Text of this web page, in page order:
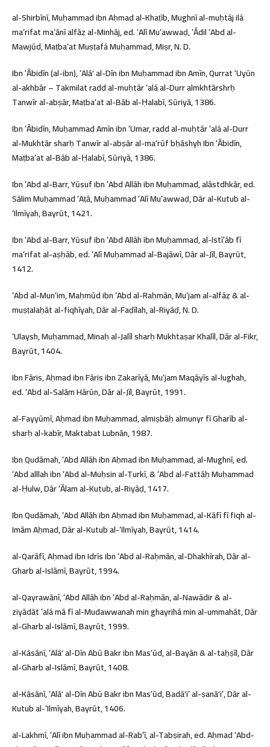
al-Shirbīnī, Muḥammad ibn Aḥmad al-Khaṭīb, Mughnī al-muḥtāj ilá
maʻrifat maʻānī alfāẓ al-Minhāj, ed. ʻAlī Muʻawwaḍ, ʻĀdil ʻAbd al-
Mawjūd, Maṭbaʻat Muṣṭafá Muḥammad, Miṣr, N. D.
Ibn ʻĀbidīn (al-ibn), ʻAlāʼ al-Dīn ibn Muḥammad ibn Amīn, Qurrat ʻUyūn
al-akhbār – Takmilat radd al-muḥtār ʻalá al-Durr almkhtārshrḥ
Tanwīr al-abṣār, Maṭbaʻat al-Bāb al-Ḥalabī, Sūriyā, 1386.
Ibn ʻĀbidīn, Muḥammad Amīn ibn ʻUmar, radd al-muḥtār ʻalá al-Durr
al-Mukhtār sharḥ Tanwīr al-abṣār al-maʻrūf bḥāshyh Ibn ʻĀbidīn,
Maṭbaʻat al-Bāb al-Ḥalabī, Sūriyā, 1386.
Ibn ʻAbd al-Barr, Yūsuf ibn ʻAbd Allāh ibn Muḥammad, alāstdhkār, ed.
Sālim Muḥammad ʻAṭā, Muḥammad ʻAlī Muʻawwaḍ, Dār al-Kutub al-
ʻIlmīyah, Bayrūt, 1421.
Ibn ʻAbd al-Barr, Yūsuf ibn ʻAbd Allāh ibn Muḥammad, al-Istīʻāb fī
maʻrifat al-aṣḥāb, ed. ʻAlī Muḥammad al-Bajāwī, Dār al-Jīl, Bayrūt,
1412.
ʻAbd al-Munʻim, Maḥmūd ibn ʻAbd al-Raḥmān, Muʻjam al-alfāẓ & al-
muṣṭalaḥāt al-fiqhīyah, Dār al-Faḍīlah, al-Riyāḍ, N. D.
ʻUlaysh, Muḥammad, Minaḥ al-Jalīl sharḥ Mukhtaṣar Khalīl, Dār al-Fikr,
Bayrūt, 1404.
Ibn Fāris, Aḥmad ibn Fāris ibn Zakarīyā, Muʻjam Maqāyīs al-lughah,
ed. ʻAbd al-Salām Hārūn, Dār al-Jīl, Bayrūt, 1991.
al-Fayyūmī, Aḥmad ibn Muḥammad, almiṣbāḥ almunyr fī Gharīb al-
sharḥ al-kabīr, Maktabat Lubnān, 1987.
Ibn Qudāmah, ʻAbd Allāh ibn Aḥmad ibn Muḥammad, al-Mughnī, ed.
ʻAbd alllah ibn ʻAbd al-Muḥsin al-Turkī, & ʻAbd al-Fattāḥ Muḥammad
al-Ḥulw, Dār ʻĀlam al-Kutub, al-Riyāḍ, 1417.
Ibn Qudāmah, ʻAbd Allāh ibn Aḥmad ibn Muḥammad, al-Kāfī fī fiqh al-
Imām Aḥmad, Dār al-Kutub al-ʻIlmīyah, Bayrūt, 1414.
al-Qarāfī, Aḥmad ibn Idrīs ibn ʻAbd al-Raḥmān, al-Dhakhīrah, Dār al-
Gharb al-Islāmī, Bayrūt, 1994.
al-Qayrawānī, ʻAbd Allāh ibn ʻAbd al-Raḥmān, al-Nawādir & al-
ziyādāt ʻalá mā fī al-Mudawwanah min ghayrihā min al-ummahāt, Dār
al-Gharb al-Islāmī, Bayrūt, 1999.
al-Kāsānī, ʻAlāʼ al-Dīn Abū Bakr ibn Masʻūd, al-Bayān & al-taḥṣīl, Dār
al-Gharb al-Islāmī, Bayrūt, 1408.
al-Kāsānī, ʻAlāʼ al-Dīn Abū Bakr ibn Masʻūd, Badāʼiʻ al-ṣanāʼiʻ, Dār al-
Kutub al-ʻIlmīyah, Bayrūt, 1406.
al-Lakhmī, ʻAlī ibn Muḥammad al-Rabʻī, al-Tabṣirah, ed. Aḥmad ʻAbd-